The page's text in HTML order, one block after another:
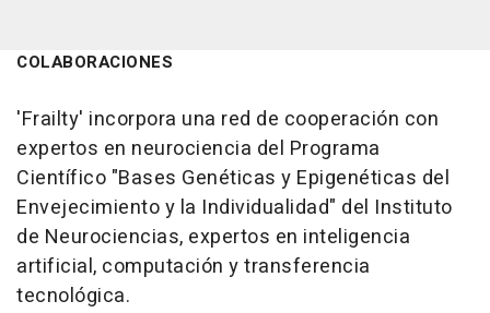
COLABORACIONES
'Frailty' incorpora una red de cooperación con
expertos en neurociencia del Programa
Científico "Bases Genéticas y Epigenéticas del
Envejecimiento y la Individualidad" del Instituto
de Neurociencias, expertos en inteligencia
artificial, computación y transferencia
tecnológica.